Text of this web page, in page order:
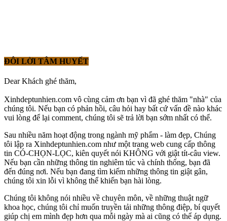
ĐÔI LỜI TÂM HUYẾT
Dear Khách ghé thăm,
Xinhdeptunhien.com vô cùng cảm ơn bạn vì đã ghé thăm "nhà" của
chúng tôi. Nếu bạn có phản hồi, câu hỏi hay bất cứ vấn đề nào khác
vui lòng để lại comment, chúng tôi sẽ trả lời bạn sớm nhất có thể.
Sau nhiều năm hoạt động trong ngành mỹ phẩm - làm đẹp, Chúng
tôi lập ra Xinhdeptunhien.com như một trang web cung cấp thông
tin CÓ-CHỌN-LỌC, kiên quyết nói KHÔNG với giật tít-câu view.
Nếu bạn cần những thông tin nghiêm túc và chính thống, bạn đã
đến đúng nơi. Nếu bạn đang tìm kiếm những thông tin giật gân,
chúng tôi xin lỗi vì không thể khiến bạn hài lòng.
Chúng tôi không nói nhiều về chuyên môn, về những thuật ngữ
khoa học, chúng tôi chỉ muốn truyền tải những thông điệp, bí quyết
giúp chị em mình đẹp hơn qua mỗi ngày mà ai cũng có thể áp dụng.